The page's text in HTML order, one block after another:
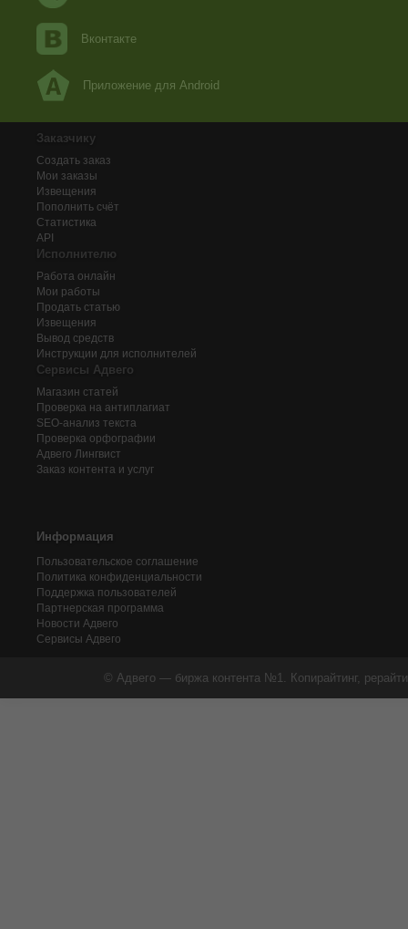
Вконтакте
Приложение для Android
Заказчику
Создать заказ
Мои заказы
Извещения
Пополнить счёт
Статистика
API
Исполнителю
Работа онлайн
Мои работы
Продать статью
Извещения
Вывод средств
Инструкции для исполнителей
Сервисы Адвего
Магазин статей
Проверка на антиплагиат
SEO-анализ текста
Проверка орфографии
Адвего Лингвист
Заказ контента и услуг
Информация
Пользовательское соглашение
Политика конфиденциальности
Поддержка пользователей
Партнерская программа
Новости Адвего
Сервисы Адвего
© Адвего — биржа контента №1. Копирайтинг,